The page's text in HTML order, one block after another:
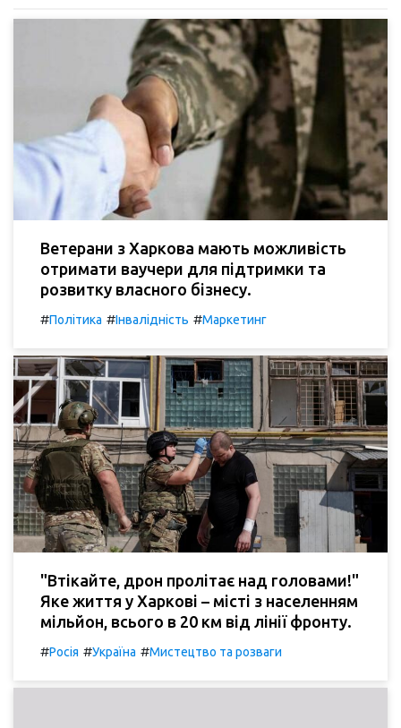
Ветерани з Харкова мають можливість
отримати ваучери для підтримки та
розвитку власного бізнесу.
#Політика #Інвалідність #Маркетинг
"Втікайте, дрон пролітає над головами!"
Яке життя у Харкові – місті з населенням
мільйон, всього в 20 км від лінії фронту.
#Росія #Україна #Мистецтво та розваги